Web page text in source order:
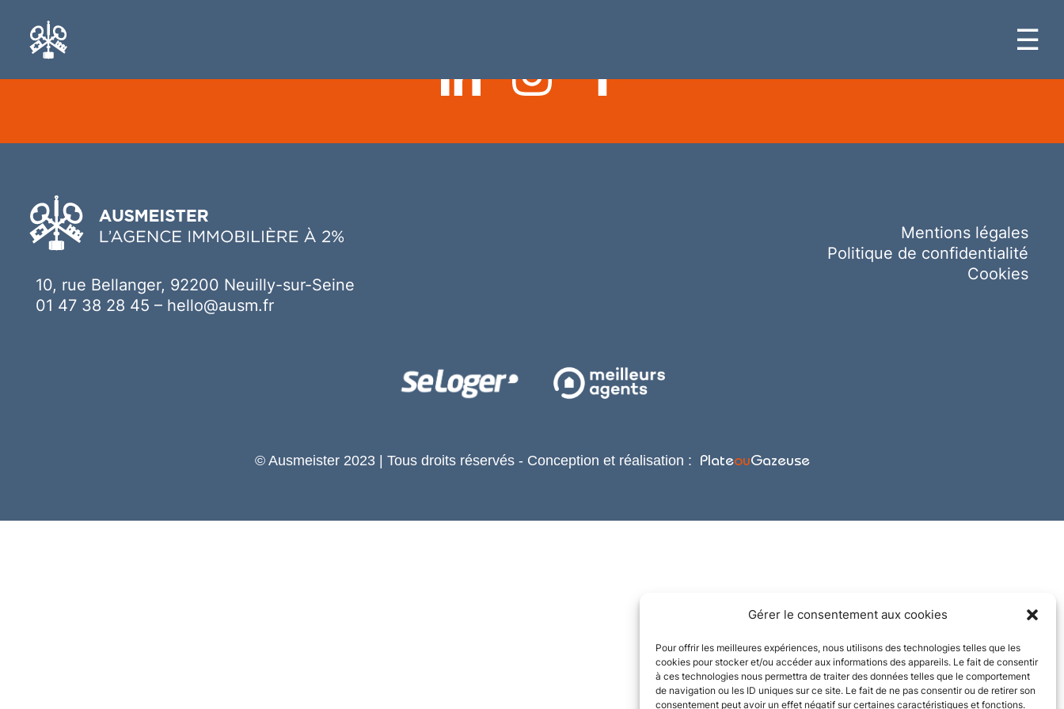
Gérer le consentement aux cookies
Pour offrir les meilleures expériences, nous utilisons des technologies telles que les
cookies pour stocker et/ou accéder aux informations des appareils. Le fait de consentir
à ces technologies nous permettra de traiter des données telles que le comportement
de navigation ou les ID uniques sur ce site. Le fait de ne pas consentir ou de retirer son
consentement peut avoir un effet négatif sur certaines caractéristiques et fonctions.
☰
10, rue Bellanger, 92200 Neuilly-sur-Seine
01 47 38 28 45 – hello@ausm.fr
Mentions légales
Politique de confidentialité
Cookies
© Ausmeister 2023 | Tous droits réservés - Conception et réalisation : PlateouGazeuse